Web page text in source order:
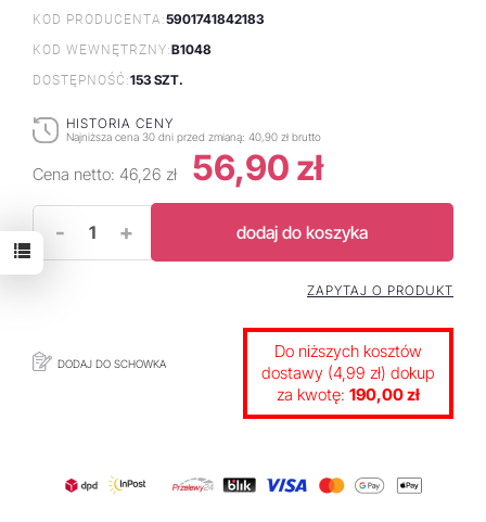
KOD PRODUCENTA:5901741842183
KOD WEWNĘTRZNY:B1048
DOSTĘPNOŚĆ:153 SZT.
HISTORIA CENY
Najniższa cena 30 dni przed zmianą: 40,90 zł brutto
Cena netto: 46,26 zł 56,90 zł
- + dodaj do koszyka
DODAJ DO SCHOWKA
ZAPYTAJ O PRODUKT
Do niższych kosztów
dostawy (4,99 zł) dokup
za kwotę: 190,00 zł